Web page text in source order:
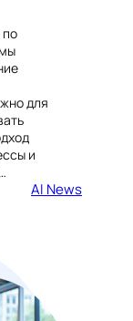
по
для
и
AI News